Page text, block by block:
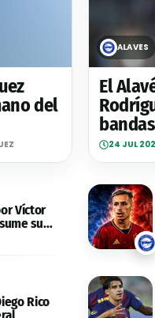
del
ALAVÉS
El
bandas
24 JUL
Víctor
su
Rico